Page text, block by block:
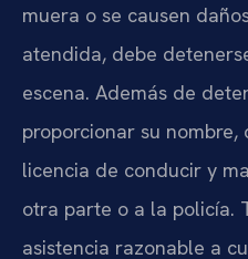
muera o se causen
atendida, debe
escena. Además de
proporcionar su nombre,
licencia de conducir y
otra parte o a la policía.
asistencia razonable a